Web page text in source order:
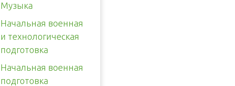
Музыка
Начальная военная
и технологическая
подготовка
Начальная военная
подготовка